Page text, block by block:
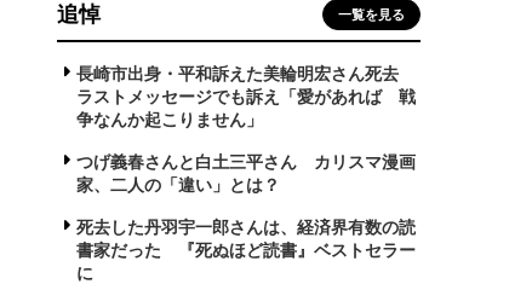
追悼 一覧を見る
長崎市出身・平和訴えた美輪明宏さん死去
ラストメッセージでも訴え「愛があれば 戦
争なんか起こりません」
つげ義春さんと白土三平さん カリスマ漫画
家、二人の「違い」とは？
死去した丹羽宇一郎さんは、経済界有数の読
書家だった 『死ぬほど読書』ベストセラー
に